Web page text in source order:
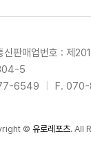
신판매업번호 : 제
5
6549 F.
© 유로레포츠. All